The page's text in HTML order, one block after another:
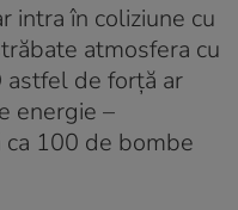
intra în coliziune cu
atmosfera cu
astfel de forță ar
energie –
100 de bombe